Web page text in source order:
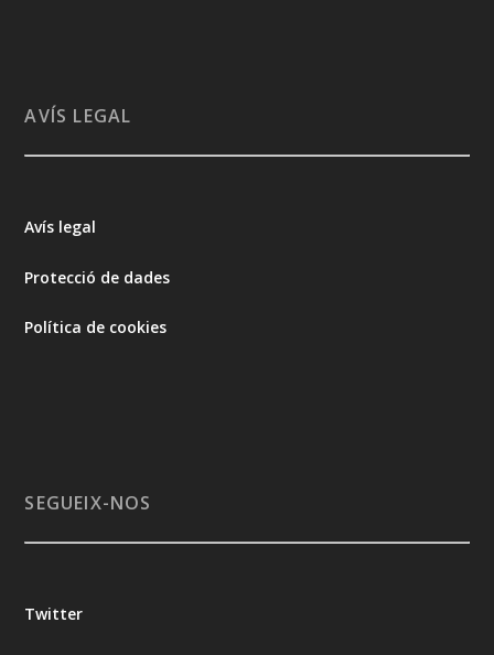
AVÍS LEGAL
Avís legal
Protecció de dades
Política de cookies
SEGUEIX-NOS
Twitter